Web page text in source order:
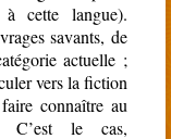
à cette langue).
savants, de
actuelle ;
vers la fiction
connaître au
C’est le cas,